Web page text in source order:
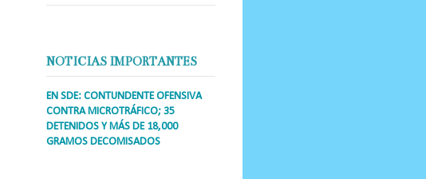
NOTICIAS IMPORTANTES
EN SDE: CONTUNDENTE OFENSIVA
CONTRA MICROTRÁFICO; 35
DETENIDOS Y MÁS DE 18,000
GRAMOS DECOMISADOS